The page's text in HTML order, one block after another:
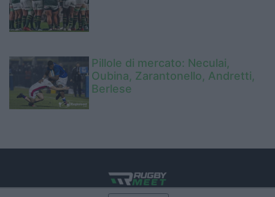
Pillole di mercato: Neculai,
Oubina, Zarantonello, Andretti,
Berlese